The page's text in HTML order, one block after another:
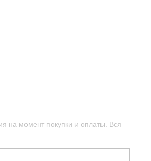
на момент покупки и оплаты. Вся